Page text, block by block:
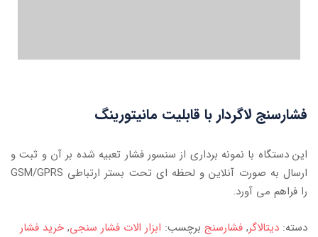
فشارسنج لاگردار با قابلیت مانیتورینگ
این دستگاه با نمونه برداری از سنسور فشار تعبیه شده بر آن و ثبت و
ارسال به صورت آنلاین و لحظه ای تحت بستر ارتباطی GSM/GPRS
را فراهم می آورد.
دسته: دیتالاگر, فشارسنج برچسب: ابزار الات فشار سنجی, خرید فشار